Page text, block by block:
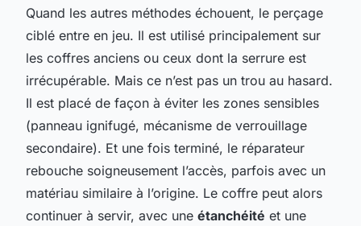
Quand les autres méthodes échouent, le perçage
ciblé entre en jeu. Il est utilisé principalement sur
les coffres anciens ou ceux dont la serrure est
irrécupérable. Mais ce n’est pas un trou au hasard.
Il est placé de façon à éviter les zones sensibles
(panneau ignifugé, mécanisme de verrouillage
secondaire). Et une fois terminé, le réparateur
rebouche soigneusement l’accès, parfois avec un
matériau similaire à l’origine. Le coffre peut alors
continuer à servir, avec une étanchéité et une